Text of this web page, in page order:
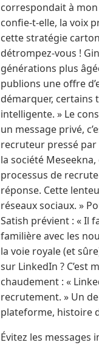
correspondait à mon
confie-t-elle, la voix
cette stratégie
détrompez-vous !
générations plus
publions une offre
démarquer, certains
intelligente. » Le
un message privé,
recruteur pressé par
la société
processus de
réponse. Cette
réseaux sociaux. »
Satish prévient : « Il
familière avec les
la voie royale (et
sur LinkedIn ? C’est
chaudement : «
recrutement. » Un
plateforme, histoire
Évitez les messages